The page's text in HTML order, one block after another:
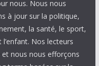
nous. Nous nous
à jour sur la politique,
la santé, le sport,
Nos lecteurs
nous nous efforçons